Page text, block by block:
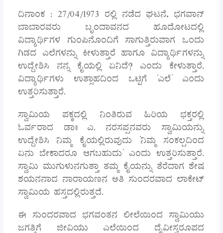
ದಿನಾಂಕ : ೨೭/೦೪/೧೯೭೩ ರಲ್ಲಿ ನಡೆದ ಘಟನೆ, ಭಗವಾನ್
ಬಾಬಾರವರು ಬೃಂದಾವನದ ಹೂದೋಟದಲ್ಲಿ
ವಿದ್ಯಾರ್ಥಿಗಳ ಗುಂಪಿನೊಂದಿಗೆ ಸಾಗುತ್ತಿರುವಾಗ ಒಂದು
ಗಿಡದ ಎಲೆಗಳನ್ನು ಕೀಳುತ್ತಾರೆ ಹಾಗೂ ವಿದ್ಯಾರ್ಥಿಗಳನ್ನು
ಉದ್ದೇಶಿಸಿ ನನ್ನ ಕೈಯಲ್ಲಿ ಏನಿದೆ? ಎಂದು ಕೇಳುತ್ತಾರೆ.
ವಿದ್ಯಾರ್ಥಿಗಳು ಉತ್ಸಾಹದಿಂದ ಒಟ್ಟಿಗೆ ‘ಎಲೆ’ ಎಂದು
ಉತ್ತರಿಸುತ್ತಾರೆ.
ಸ್ವಾಮಿಯ ಪಕ್ಕದಲ್ಲಿ ನಿಂತಿರುವ ಹಿರಿಯ ಭಕ್ತರಲ್ಲಿ
ಓರ್ವರಾದ ಡಾ|| ಎ. ನರಸಪ್ಪನವರು ಸ್ವಾಮಿಯನ್ನು
ಉದ್ದೇಶಿಸಿ ನಿಮ್ಮ ಕೈಯಲ್ಲಿರುವುದು ‘ನಿಮ್ಮ ಸಂಕಲ್ಪದಿಂದ
ಏನು ಬೇಕಾದರೂ ಆಗಬಹುದು’ ಎಂದು ಉತ್ತರಿಸುತ್ತಾರೆ.
ಸ್ವಾಮಿ ಮುಗುಳುನಗುತ್ತಾ ತಮ್ಮ ಕೈಯನ್ನು ತೆರೆದಾಗ ಶೇಷ
ಶಯನನಾದ ನಾರಾಯಣನ ಅತಿ ಸುಂದರವಾದ ಲಾಕೇಟ್
ಸ್ವಾಮಿಯ ಹಸ್ತದಲ್ಲಿರುತ್ತದೆ.
ಈ ಸುಂದರವಾದ ಭಗವಂತನ ಲೀಲೆಯಿಂದ ಸ್ವಾಮಿಯು
ಜಗತ್ತಿಗೆ ಜೀವಿಯು ಎಲೆಯಿಂದ ದೈವೀಸ್ವರೂಪದ